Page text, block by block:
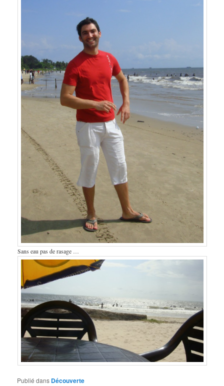
Sans eau pas de rasage …
Publié dans Découverte